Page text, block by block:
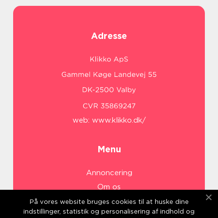
Adresse
web: www.klikko.dk/
Menu
Annoncering
Om os
Cookies
Kontakt os
På vores website bruges cookies til at huske dine
indstillinger, statistik og personalisering af indhold og